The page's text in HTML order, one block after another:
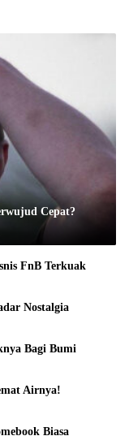
Cepat?
FnB Terkuak
Nostalgia
Bagi Bumi
Airnya!
Biasa